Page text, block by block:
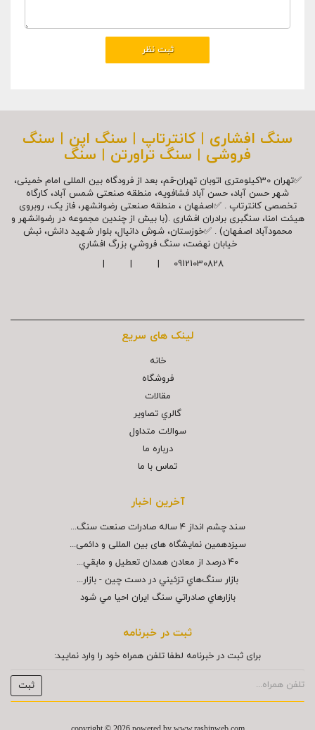
سنگ افشاری | کانترتاپ | سنگ اپن | سنگ
فروشی | سنگ تراورتن | سنگ
✅تهران 30کیلومتری اتوبان تهران-قم، بعد از فرودگاه بین المللی امام خمینی،
شهر حسن آباد، حسن آباد فشافویه، منطقه صنعتی شمس آباد، کارگاه
تخصصی کانترتاپ . ✅اصفهان ، منطقه صنعتی رضوانشهر، فاز یک، روبروی
هیئت امنا، سنگبری برادران افشاری .(با بیش از چندین مجموعه در رضوانشهر و
محمودآباد اصفهان) . ✅خوزستان، شوش دانیال، بلوار شهيد دانش، نبش
خیابان نهضت، سنگ فروشي بزرگ افشاري
09121030828 | | |
لینک های سریع
خانه
فروشگاه
مقالات
گالري تصاوير
سوالات متداول
درباره ما
تماس با ما
آخرین اخبار
سند چشم انداز ۴ ساله صادرات صنعت سنگ...
سیزدهمین نمایشگاه های بین المللی و دائمی...
40 درصد از معادن همدان تعطيل و مابقي...
بازار سنگ‌هاي تزئيني در دست چين - بازار...
بازارهاي صادراتي سنگ ايران احيا مي شود
ثبت در خبرنامه
برای ثبت در خبرنامه لطفا تلفن همراه خود را وارد نمایید: